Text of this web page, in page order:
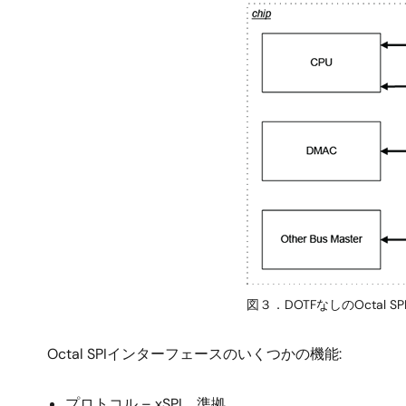
画
像
図３．DOTFなしのOctal SPI
Octal SPIインターフェースのいくつかの機能: